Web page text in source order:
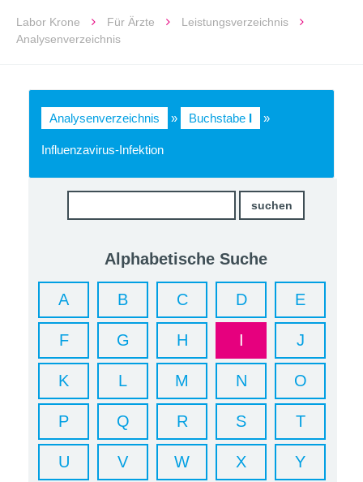
Labor Krone Für Ärzte
Leistungsverzeichnis
Analysenverzeichnis
Analysenverzeichnis » Buchstabe I »
Influenzavirus-Infektion
Alphabetische Suche
A B C D E
F G H I J
K L M N O
P Q R S T
U V W X Y